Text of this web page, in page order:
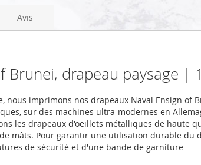
Brunei, drapeau paysage
nous imprimons nos drapeaux Naval Ensign of
sur des machines ultra-modernes en
les drapeaux d'oeillets métalliques de haute
mâts. Pour garantir une utilisation durable du
de sécurité et d'une bande de garniture
Avis